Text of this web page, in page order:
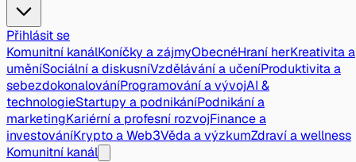
Přihlásit se
Komunitní kanálKoníčky a zájmyObecnéHraní herKreativita a
uměníSociální a diskusníVzdělávání a učeníProduktivita a
sebezdokonalováníProgramování a vývojAI &
technologieStartupy a podnikáníPodnikání a
marketingKariérní a profesní rozvojFinance a
investováníKrypto a Web3Věda a výzkumZdraví a wellness
Komunitní kanál